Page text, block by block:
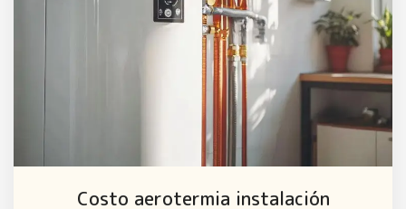
Costo aerotermia instalación